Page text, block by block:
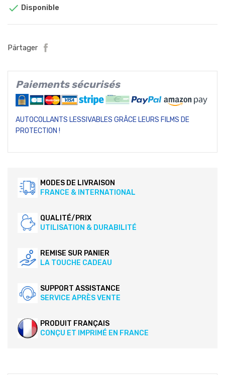
 Disponible
Pärtager
Paiements sécurisés
AUTOCOLLANTS LESSIVABLES GRÂCE LEURS FILMS DE
PROTECTION !
MODES DE LIVRAISON
FRANCE & INTERNATIONAL
QUALITÉ/PRIX
UTILISATION & DURABILITÉ
REMISE SUR PANIER
LA TOUCHE CADEAU
SUPPORT ASSISTANCE
SERVICE APRÈS VENTE
PRODUIT FRANÇAIS
CONÇU ET IMPRIMÉ EN FRANCE